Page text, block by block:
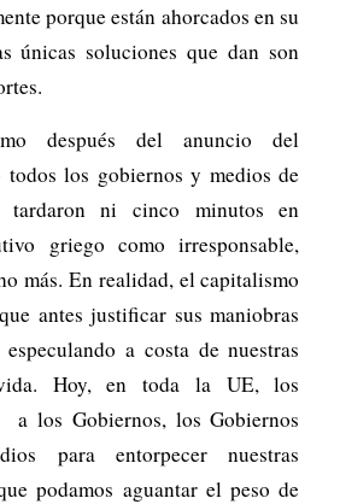
porque están ahorcados en su
únicas soluciones que dan son
después del anuncio del
todos los gobiernos y medios de
tardaron ni cinco minutos en
griego como irresponsable,
más. En realidad, el capitalismo
antes justificar sus maniobras
a costa de nuestras
Hoy, en toda la UE, los
a los Gobiernos, los Gobiernos
para entorpecer nuestras
podamos aguantar el peso de